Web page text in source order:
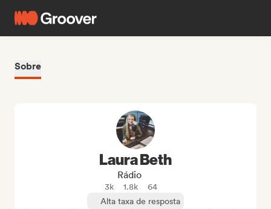
Sobre
Laura Beth
Rádio
3k 1.8k
64
Alta taxa de resposta